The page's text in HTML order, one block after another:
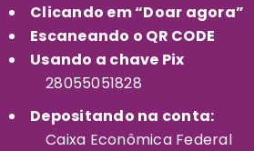
Clicando em “Doar agora”
Escaneando o QR CODE
Usando a chave Pix
28055051828
Depositando na conta:
Caixa Econômica Federal